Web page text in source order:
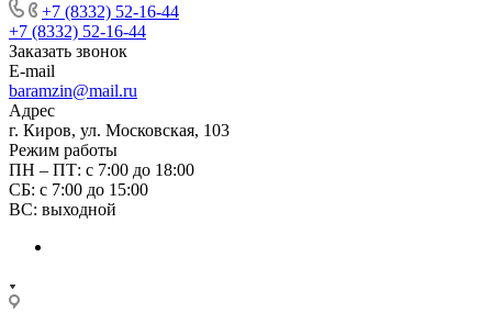
+7 (8332) 52-16-44
+7 (8332) 52-16-44
Заказать звонок
E-mail
baramzin@mail.ru
Адрес
г. Киров, ул. Московская, 103
Режим работы
ПН – ПТ: с 7:00 до 18:00
СБ: с 7:00 до 15:00
ВС: выходной